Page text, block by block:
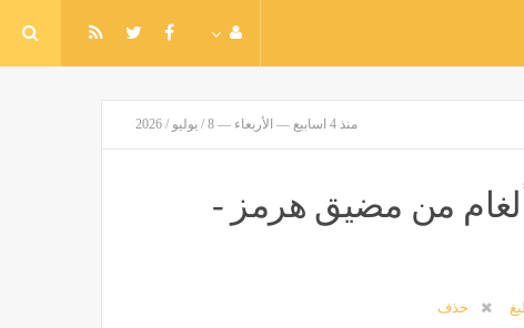
منذ 4 اسابيع — الأربعاء — 8 / يوليو / 2026
من مضيق هرمز -
حذف